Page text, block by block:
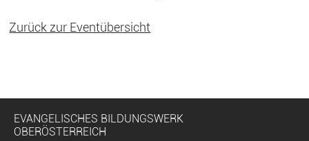
Zurück zur Eventübersicht
EVANGELISCHES BILDUNGSWERK
OBERÖSTERREICH